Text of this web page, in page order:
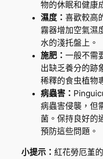
物的休眠和健康
濕度： 喜歡較高
霧器增加空氣濕
水的淺托盤上。
施肥： 一般不需
出缺乏養分的跡
稀釋的食虫植物
病蟲害：
病蟲害侵襲，但
菌。保持良好的
預防這些問題。
小提示： 紅花勞厄堇